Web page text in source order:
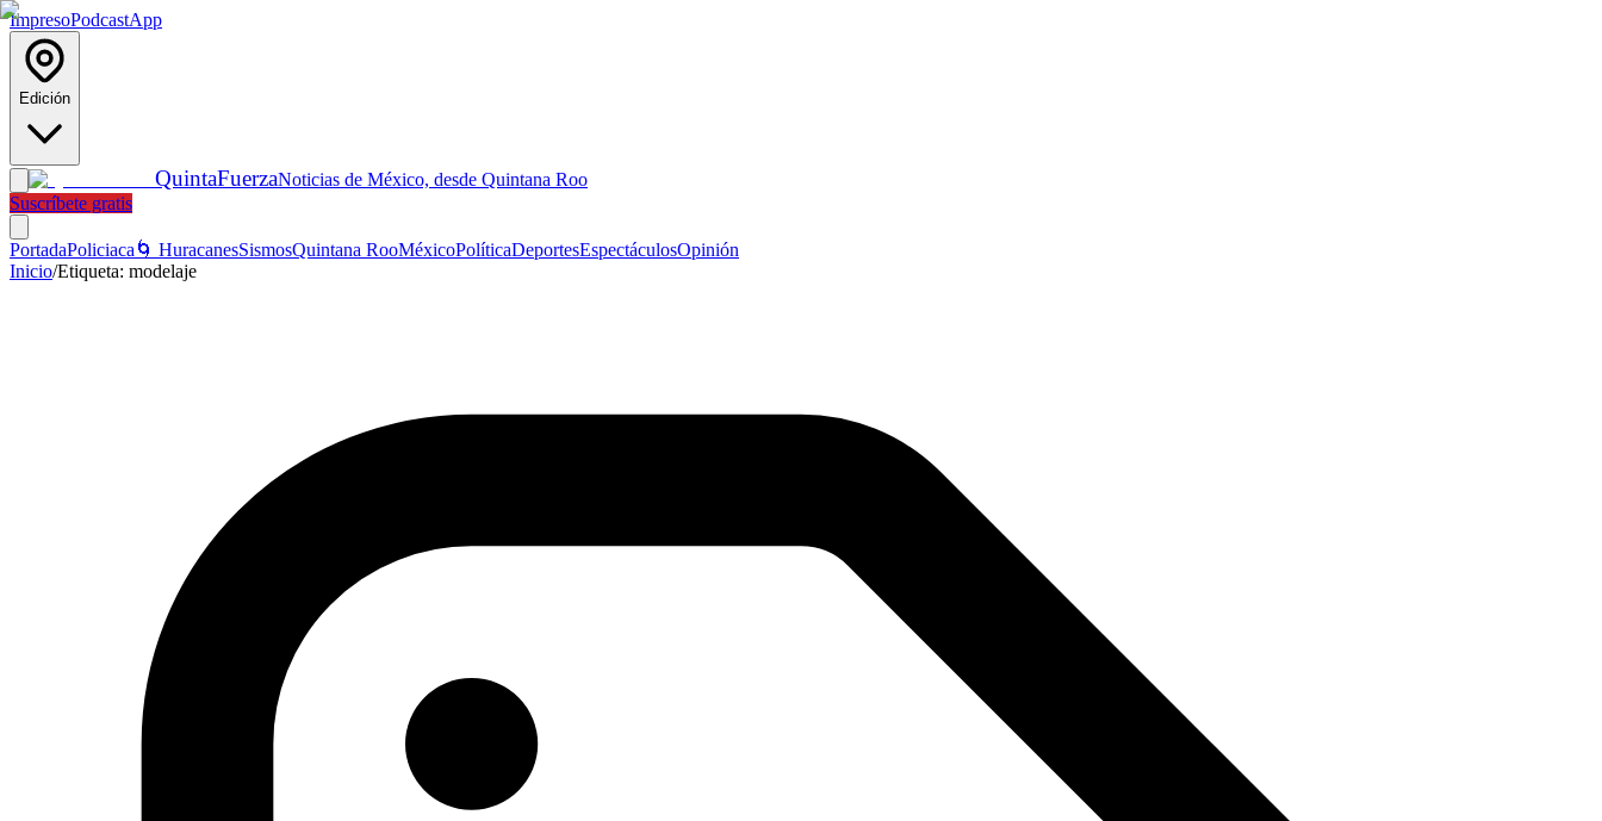
ImpresoPodcastApp
Edición
QuintaFuerzaNoticias de México, desde Quintana Roo
Suscríbete gratis
PortadaPoliciaca 🌀 HuracanesSismosQuintana RooMéxicoPolíticaDeportesEspectáculosOpinión
Inicio/Etiqueta: modelaje